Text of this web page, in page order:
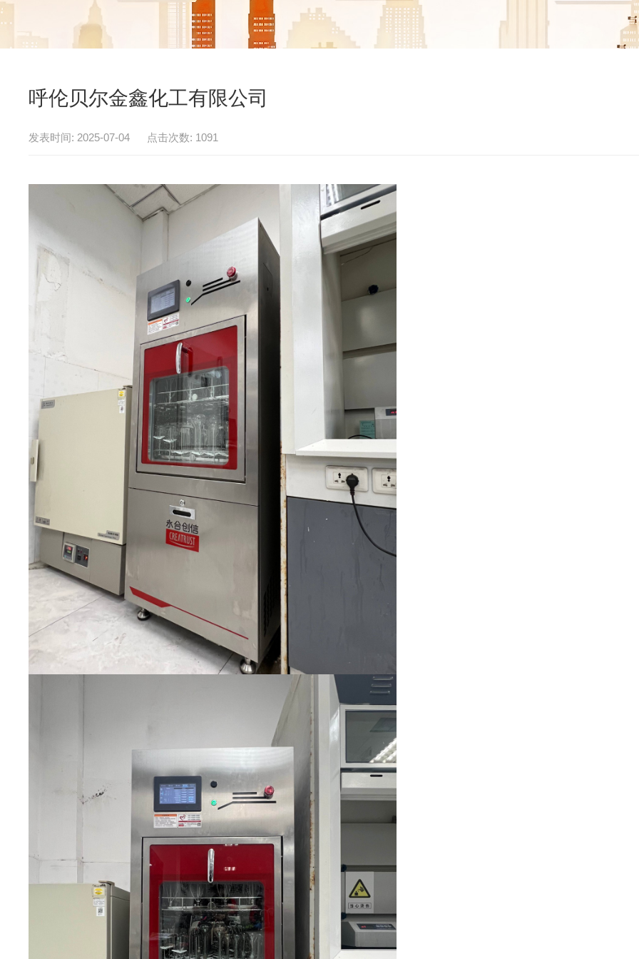
呼伦贝尔金鑫化工有限公司
发表时间: 2025-07-04 点击次数: 1091